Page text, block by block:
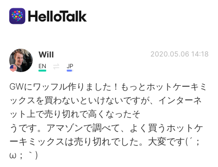
Aplicación de intercambio de idiomas
AI Grammar Checker
Español
English 简体中文
Will
EN JP
2020.05.06 14:18
GWにワッフル作りました！もっとホットケーキミ
ックスを買わないといけないですが、インターネ
ット上で売り切れで高くなったそ
うです。アマゾンで調べて、よく買うホットケ
ーキミックスは売り切れでした。大変です(´；
ω；｀)